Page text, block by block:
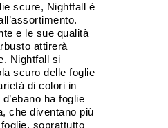
scure, Nightfall è
e le sue qualità
attirerà
Nightfall si
scuro delle foglie
di colori in
ha foglie
che diventano più
soprattutto